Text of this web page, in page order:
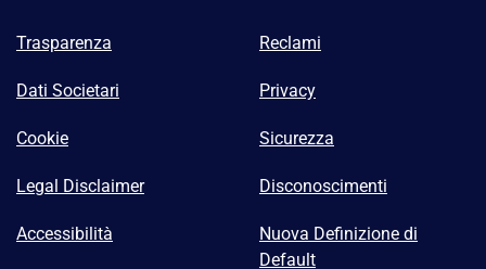
Trasparenza Reclami
Dati Societari Privacy
Cookie Sicurezza
Legal Disclaimer Disconoscimenti
Accessibilità
Nuova Definizione di
Default